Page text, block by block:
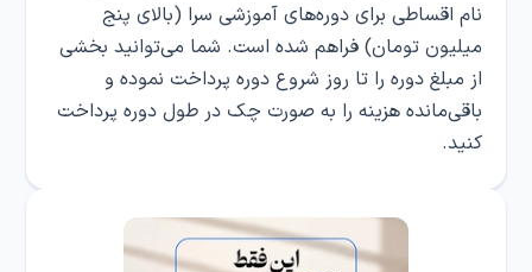
نام اقساطی برای دوره‌های آموزشی سرا (بالای پنج
میلیون تومان) فراهم شده است. شما می‌توانید بخشی
از مبلغ دوره را تا روز شروع دوره پرداخت نموده و
باقی‌مانده هزینه را به صورت چک در طول دوره پرداخت
کنید.